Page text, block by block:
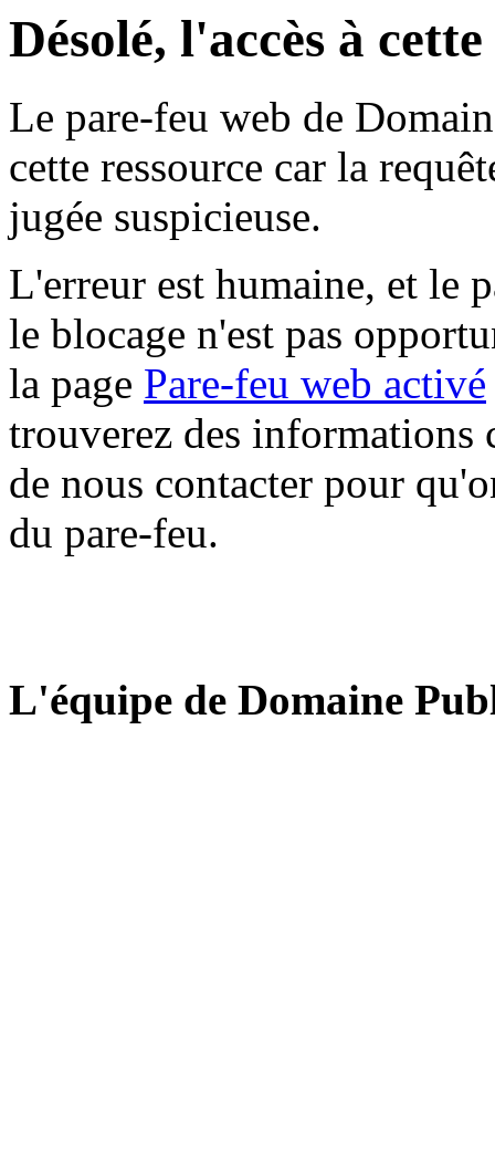
Désolé, l'accès à
Le pare-feu web de
cette ressource car la
jugée suspicieuse.
L'erreur est humaine, et le
le blocage n'est pas
la page Pare-feu web activé
trouverez des informations
de nous contacter pour
du pare-feu.
L'équipe de Domaine